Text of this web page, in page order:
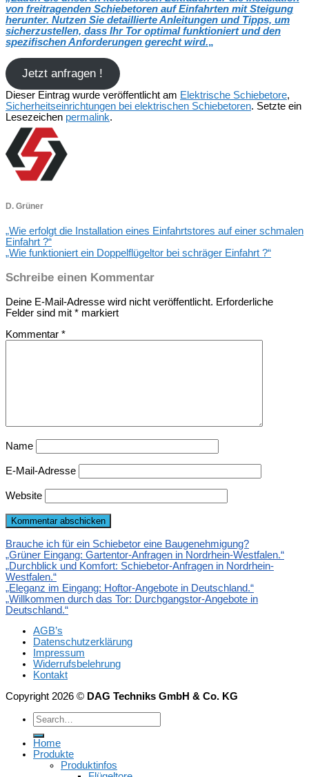
von freitragenden Schiebetoren auf Einfahrten mit Steigung
herunter. Nutzen Sie detaillierte Anleitungen und Tipps, um
sicherzustellen, dass Ihr Tor optimal funktioniert und den
spezifischen Anforderungen gerecht wird.„
Jetzt anfragen !
Dieser Eintrag wurde veröffentlicht am Elektrische Schiebetore,
Sicherheitseinrichtungen bei elektrischen Schiebetoren. Setzte ein
Lesezeichen permalink.
D. Grüner
„Wie erfolgt die Installation eines Einfahrtstores auf einer schmalen
Einfahrt ?“
„Wie funktioniert ein Doppelflügeltor bei schräger Einfahrt ?“
Schreibe einen Kommentar
Deine E-Mail-Adresse wird nicht veröffentlicht. Erforderliche
Felder sind mit * markiert
Kommentar *
Name
E-Mail-Adresse
Website
Brauche ich für ein Schiebetor eine Baugenehmigung?
„Grüner Eingang: Gartentor-Anfragen in Nordrhein-Westfalen.“
„Durchblick und Komfort: Schiebetor-Anfragen in Nordrhein-
Westfalen.“
„Eleganz im Eingang: Hoftor-Angebote in Deutschland.“
„Willkommen durch das Tor: Durchgangstor-Angebote in
Deutschland.“
AGB’s
Datenschutzerklärung
Impressum
Widerrufsbelehrung
Kontakt
Copyright 2026 © DAG Techniks GmbH & Co. KG
Home
Produkte
Produktinfos